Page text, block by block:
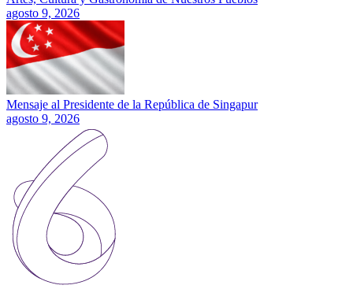
agosto 9, 2026
Mensaje al Presidente de la República de Singapur
agosto 9, 2026